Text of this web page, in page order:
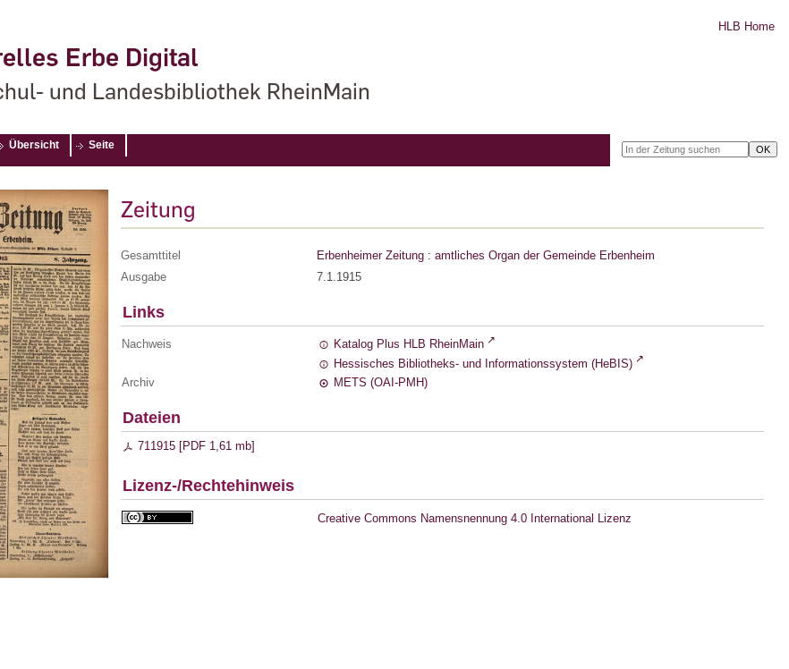
Erbe Digital
und Landesbibliothek RheinMain
HLB Home
Übersicht Seite
Zeitung
Gesamttitel
Erbenheimer Zeitung : amtliches Organ der Gemeinde Erbenheim
Ausgabe
7.1.1915
Links
Nachweis
Katalog Plus HLB RheinMain
Hessisches Bibliotheks- und Informationssystem (HeBIS)
Archiv
METS (OAI-PMH)
Dateien
711915 [PDF 1,61 mb]
Lizenz-/Rechtehinweis
Creative Commons Namensnennung 4.0 International Lizenz